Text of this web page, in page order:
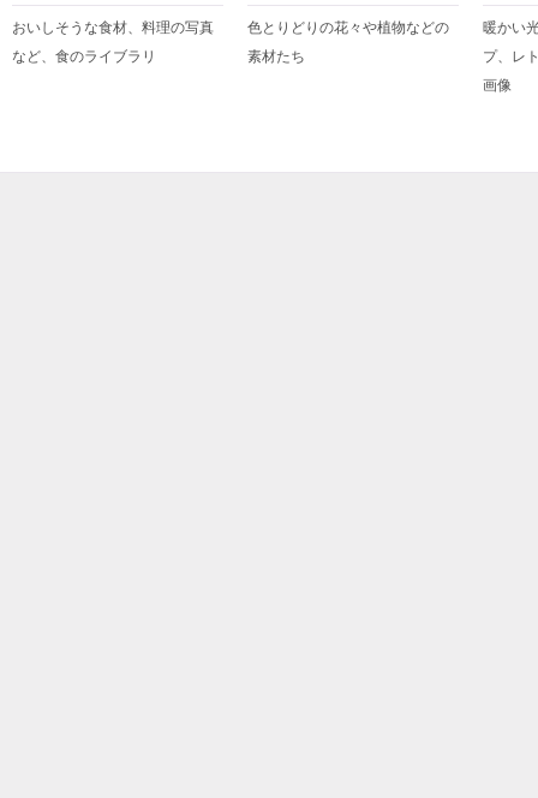
おいしそうな食材、料理の写真
など、食のライブラリ
色とりどりの花々や植物などの
素材たち
暖かい
プ、レ
画像